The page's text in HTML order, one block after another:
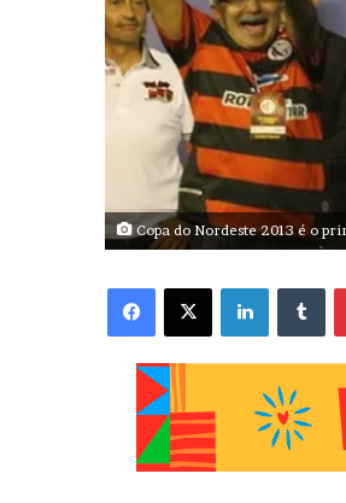
Copa do Nordeste 2013 é o
Facebook X Linkedin